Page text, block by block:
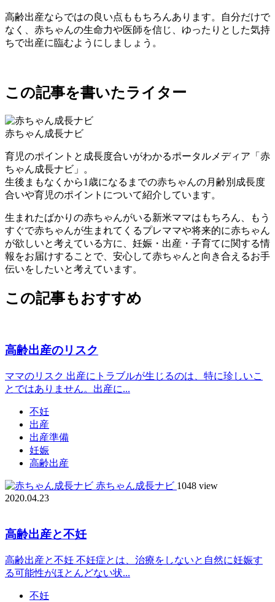
高齢出産ならではの良い点ももちろんあります。自分だけで
なく、赤ちゃんの生命力や医師を信じ、ゆったりとした気持
ちで出産に臨むようにしましょう。
この記事を書いたライター
赤ちゃん成長ナビ
育児のポイントと成長度合いがわかるポータルメディア「赤
ちゃん成長ナビ」。
生後まもなくから1歳になるまでの赤ちゃんの月齢別成長度
合いや育児のポイントについて紹介しています。
生まれたばかりの赤ちゃんがいる新米ママはもちろん、もう
すぐで赤ちゃんが生まれてくるプレママや将来的に赤ちゃん
が欲しいと考えている方に、妊娠・出産・子育てに関する情
報をお届けすることで、安心して赤ちゃんと向き合えるお手
伝いをしたいと考えています。
この記事もおすすめ
高齢出産のリスク
ママのリスク 出産にトラブルが生じるのは、特に珍しいこ
とではありません。出産に...
不妊
出産
出産準備
妊娠
高齢出産
赤ちゃん成長ナビ 1048 view
2020.04.23
高齢出産と不妊
高齢出産と不妊 不妊症とは、治療をしないと自然に妊娠す
る可能性がほとんどない状...
不妊